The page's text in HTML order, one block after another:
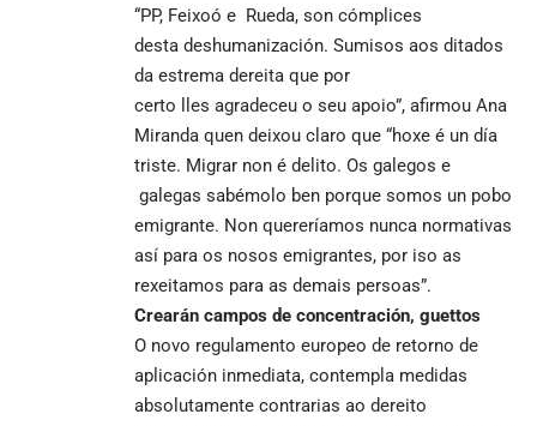
“PP, Feixoó e Rueda, son cómplices
desta deshumanización. Sumisos aos ditados
da estrema dereita que por
certo lles agradeceu o seu apoio”, afirmou Ana
Miranda quen deixou claro que “hoxe é un día
triste. Migrar non é delito. Os galegos e
galegas sabémolo ben porque somos un pobo
emigrante. Non quereríamos nunca normativas
así para os nosos emigrantes, por iso as
rexeitamos para as demais persoas”.
Crearán campos de concentración, guettos
O novo regulamento europeo de retorno de
aplicación inmediata, contempla medidas
absolutamente contrarias ao dereito